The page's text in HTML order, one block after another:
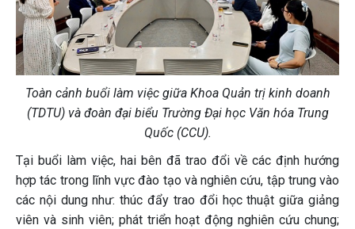
Toàn cảnh buổi làm việc giữa Khoa Quản trị kinh doanh
(TDTU) và đoàn đại biểu Trường Đại học Văn hóa Trung
Quốc (CCU).
Tại buổi làm việc, hai bên đã trao đổi về các định hướng
hợp tác trong lĩnh vực đào tạo và nghiên cứu, tập trung vào
các nội dung như: thúc đẩy trao đổi học thuật giữa giảng
viên và sinh viên; phát triển hoạt động nghiên cứu chung;